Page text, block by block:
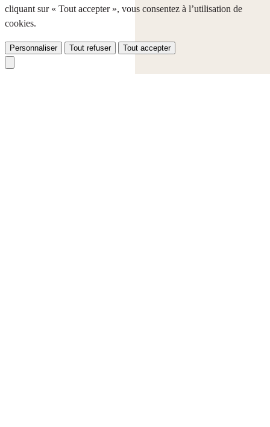
cliquant sur « Tout accepter », vous consentez à l’utilisation de
cookies.
Personnaliser Tout refuser Tout accepter